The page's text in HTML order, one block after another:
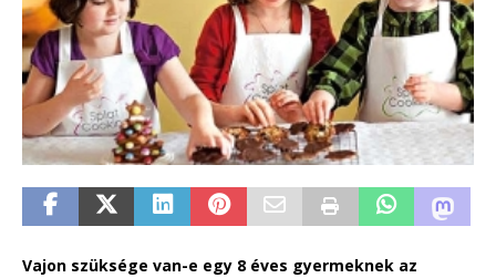
Vajon szüksége van-e egy 8 éves gyermeknek az